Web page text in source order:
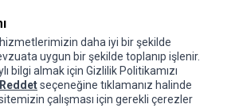
Hakkımızda
daha iyi bir şekilde
uygun bir şekilde toplanıp işlenir.
bilgi almak için Gizlilik Politikamızı
Reddetseçeneğine tıklamanız halinde
çalışması için gerekli çerezler